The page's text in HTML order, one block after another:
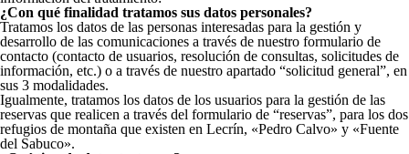
¿Con qué finalidad tratamos sus datos personales?
Tratamos los datos de las personas interesadas para la gestión y
desarrollo de las comunicaciones a través de nuestro formulario de
contacto (contacto de usuarios, resolución de consultas, solicitudes de
información, etc.) o a través de nuestro apartado “solicitud general”, en
sus 3 modalidades.
Igualmente, tratamos los datos de los usuarios para la gestión de las
reservas que realicen a través del formulario de “reservas”, para los dos
refugios de montaña que existen en Lecrín, «Pedro Calvo» y «Fuente
del Sabuco».